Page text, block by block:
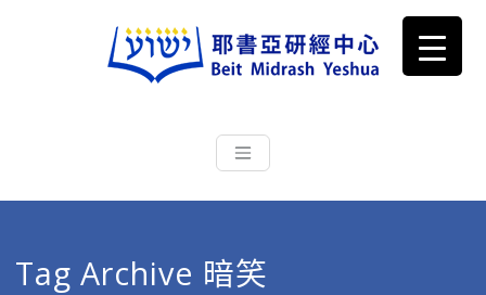
耶書亞研經中心
根源明白聖經，成為更好的門徒
Tag Archive 暗笑